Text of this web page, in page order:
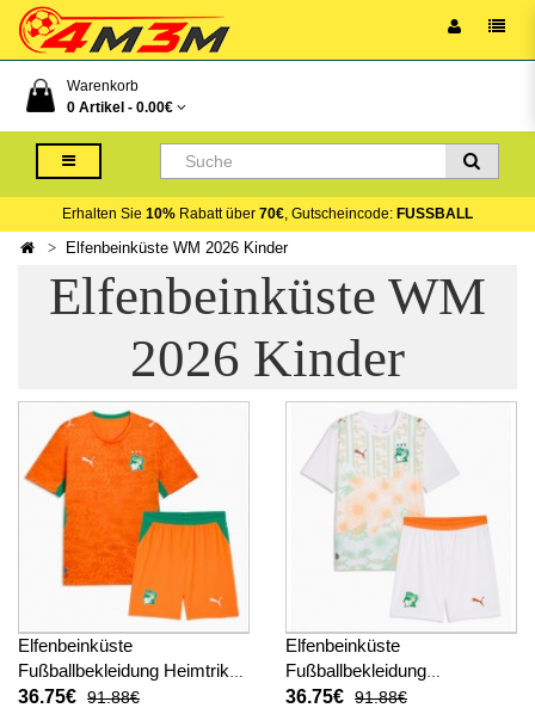
Warenkorb
0 Artikel - 0.00€
Erhalten Sie 10% Rabatt über 70€, Gutscheincode: FUSSBALL
Elfenbeinküste WM 2026 Kinder
Elfenbeinküste WM
2026 Kinder
Elfenbeinküste
Fußballbekleidung Heimtrikot
Kinder WM 2026 Kurzarm (+
36.75€ 91.88€
Elfenbeinküste
Fußballbekleidung
Auswärtstrikot Kinder WM
36.75€ 91.88€